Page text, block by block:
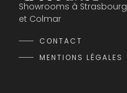
Showrooms à Strasbourg
et Colmar
CONTACT
MENTIONS LÉGALES